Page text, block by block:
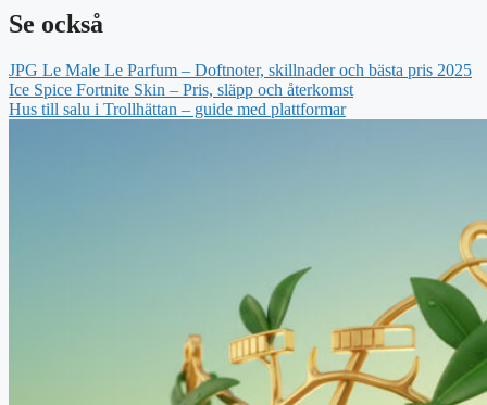
Se också
JPG Le Male Le Parfum – Doftnoter, skillnader och bästa pris 2025
Ice Spice Fortnite Skin – Pris, släpp och återkomst
Hus till salu i Trollhättan – guide med plattformar